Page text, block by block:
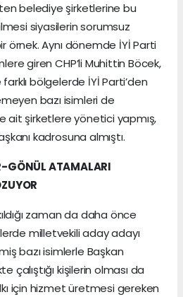
belediye şirketlerine bu
siyasilerin sorumsuz
örnek. Aynı dönemde İYİ Parti
giren CHP’li Muhittin Böcek,
bölgelerde İYİ Parti’den
bazı isimleri de
ait şirketlere yönetici yapmış,
kadrosuna almıştı.
GÖNÜL ATAMALARI
zaman da daha önce
milletvekili aday adayı
bazı isimlerle Başkan
çalıştığı kişilerin olması da
için hizmet üretmesi gereken